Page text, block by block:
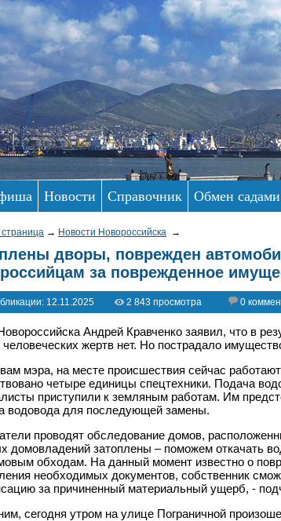
Новости Справочник Обмен садами
→ Новости Новороссийска →
дворы, поврежден
за поврежденное
12.11.2025 2 843 просмотра 0
Андрей Кравченко заявил, что в
человеческих жертв нет. Но пострадало
мэра, на месте происшествия сейчас
четыре единицы спецтехники. Подача
приступили к земляным работам. Им
водовода для последующей замены.
проводят обследование домов,
домовладений затоплены – поможем откачать
обходам. На данный момент известно о
необходимых документов, собственник
за причиненный материальный ущерб, -
сегодня утром на улице Пограничной